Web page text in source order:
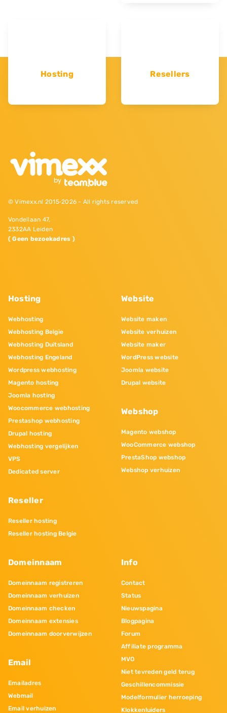
Hosting Resellers
© Vimexx.nl 2015‐2026 - All rights reserved
Vondellaan 47,
2332AA Leiden
( Geen bezoekadres )
Hosting
Webhosting
Webhosting Belgie
Webhosting Duitsland
Webhosting Engeland
Wordpress webhosting
Magento hosting
Joomla hosting
Woocommerce webhosting
Prestashop webhosting
Drupal hosting
Webhosting vergelijken
VPS
Dedicated server
Reseller
Reseller hosting
Reseller hosting Belgie
Website
Website maken
Website verhuizen
Website maker
WordPress website
Joomla website
Drupal website
Webshop
Magento webshop
WooCommerce webshop
PrestaShop webshop
Webshop verhuizen
Domeinnaam
Domeinnaam registreren
Domeinnaam verhuizen
Domeinnaam checken
Domeinnaam extensies
Domeinnaam doorverwijzen
Email
Emailadres
Webmail
Email verhuizen
Info
Contact
Status
Nieuwspagina
Blogpagina
Forum
Affiliate programma
MVO
Niet tevreden geld terug
Geschillencommissie
Modelformulier herroeping
Klokkenluiders